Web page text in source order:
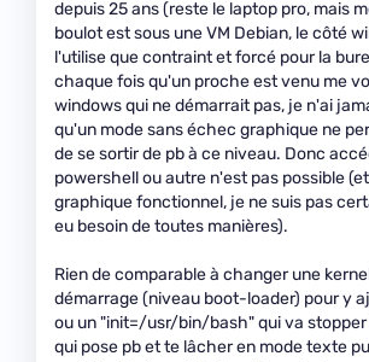
depuis 25 ans (reste le laptop pro, mais
boulot est sous une VM Debian, le côté
l'utilise que contraint et forcé pour la
chaque fois qu'un proche est venu me
windows qui ne démarrait pas, je n'ai
qu'un mode sans échec graphique ne
de se sortir de pb à ce niveau. Donc
powershell ou autre n'est pas possible
graphique fonctionnel, je ne suis pas
eu besoin de toutes manières).
Rien de comparable à changer une
démarrage (niveau boot-loader) pour y
ou un "init=/usr/bin/bash" qui va
qui pose pb et te lâcher en mode texte